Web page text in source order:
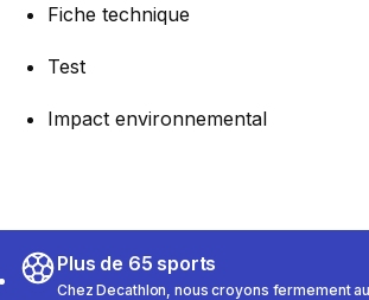
Fiche technique
Test
Impact environnemental
Plus de 65 sports
Chez Decathlon, nous croyons fermement